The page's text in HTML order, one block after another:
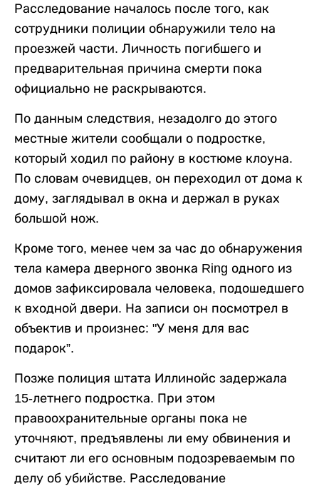
Расследование началось после того, как
сотрудники полиции обнаружили тело на
проезжей части. Личность погибшего и
предварительная причина смерти пока
официально не раскрываются.
По данным следствия, незадолго до этого
местные жители сообщали о подростке,
который ходил по району в костюме клоуна.
По словам очевидцев, он переходил от дома к
дому, заглядывал в окна и держал в руках
большой нож.
Кроме того, менее чем за час до обнаружения
тела камера дверного звонка Ring одного из
домов зафиксировала человека, подошедшего
к входной двери. На записи он посмотрел в
объектив и произнес: "У меня для вас
подарок”.
Позже полиция штата Иллинойс задержала
15-летнего подростка. При этом
правоохранительные органы пока не
уточняют, предъявлены ли ему обвинения и
считают ли его основным подозреваемым по
делу об убийстве. Расследование